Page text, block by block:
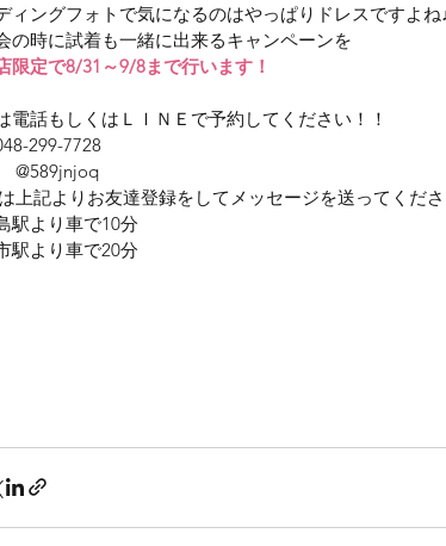
ィングフォトで気になるのはやっぱりドレスですよね
の時に試着も一緒に出来るキャンペーンを
限定で8/31～9/8まで行います！
電話もしくはＬＩＮＥで予約してください！！
299-7728
@589jnjoq
上記よりお友達登録をしてメッセージを送ってくだ
駅より車で10分
駅より車で20分